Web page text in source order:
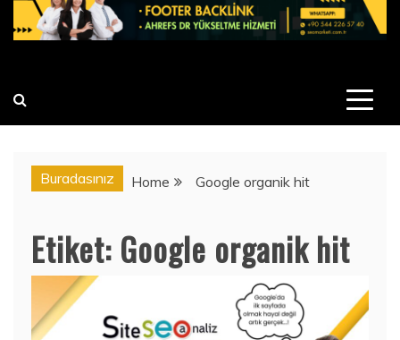
Buradasınız Home Google organik hit
Etiket: Google organik hit